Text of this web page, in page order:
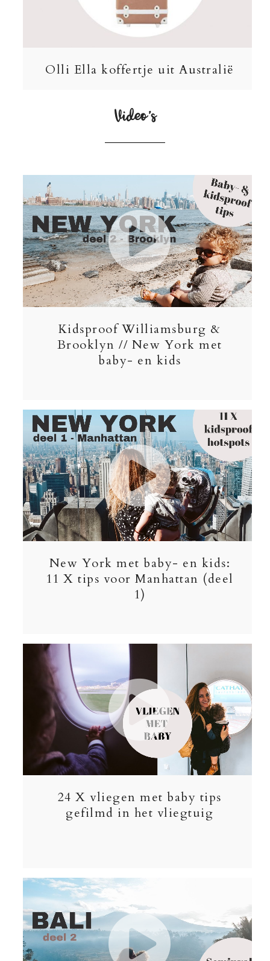
Olli Ella koffertje uit Australië
Video’s
Kidsproof Williamsburg &
Brooklyn // New York met
baby- en kids
New York met baby- en kids:
11 X tips voor Manhattan (deel
1)
24 X vliegen met baby tips
gefilmd in het vliegtuig